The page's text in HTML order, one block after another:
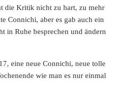
die Kritik nicht zu hart, zu mehr
Connichi, aber es gab auch ein
in Ruhe besprechen und ändern
eine neue Connichi, neue tolle
wie man es nur einmal